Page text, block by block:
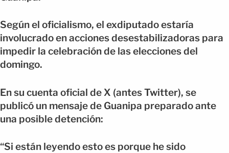
Según el oficialismo, el exdiputado estaría
involucrado en acciones desestabilizadoras para
impedir la celebración de las elecciones del
domingo.
En su cuenta oficial de X (antes Twitter), se
publicó un mensaje de Guanipa preparado ante
una posible detención:
“Si están leyendo esto es porque he sido